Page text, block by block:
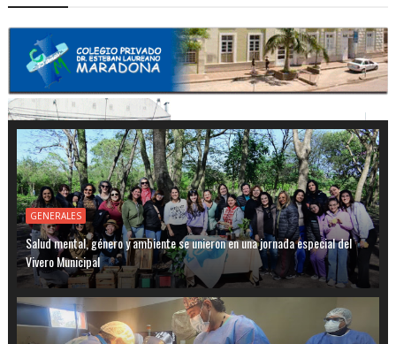
GENERALES
Salud mental, género y ambiente se unieron en una jornada especial del
Vivero Municipal